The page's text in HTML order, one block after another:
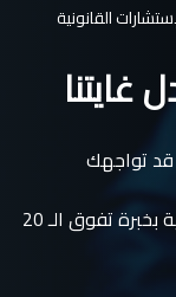
القانونية
غايتنا
تواجهك
حيث اننا متميزون فى تقديم الخدمات القانونية بخبرة تفوق الـ 20